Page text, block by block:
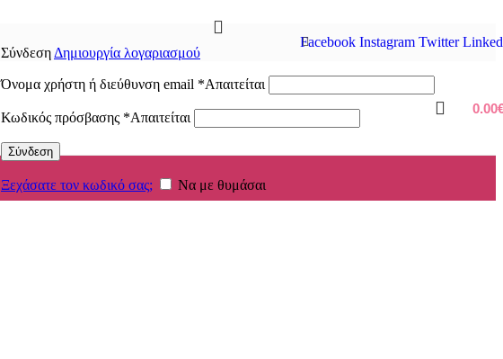
Facebook Instagram Twitter
Σύνδεση Δημιουργία λογαριασμού
Όνομα χρήστη ή διεύθυνση email *Απαιτείται
Κωδικός πρόσβασης *Απαιτείται
Σύνδεση
Ξεχάσατε τον κωδικό σας; Να με θυμάσαι
0.00